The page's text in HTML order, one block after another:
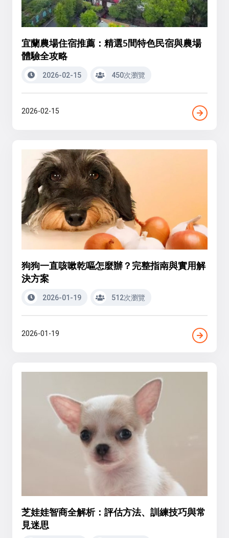
宜蘭農場住宿推薦：精選5間特色民宿與農場
體驗全攻略
2026-02-15 450次瀏覽
2026-02-15
狗狗一直咳嗽乾嘔怎麼辦？完整指南與實用解
決方案
2026-01-19 512次瀏覽
2026-01-19
芝娃娃智商全解析：評估方法、訓練技巧與常
見迷思